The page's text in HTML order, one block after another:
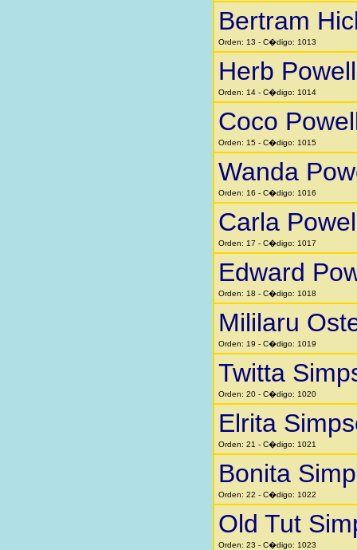
Bertram
Orden: 13 - C�digo: 1013
Herb Powell
Orden: 14 - C�digo: 1014
Coco
Orden: 15 - C�digo: 1015
Wanda
Orden: 16 - C�digo: 1016
Carla
Orden: 17 - C�digo: 1017
Edward
Orden: 18 - C�digo: 1018
Mililaru
Orden: 19 - C�digo: 1019
Twitta
Orden: 20 - C�digo: 1020
Elrita
Orden: 21 - C�digo: 1021
Bonita
Orden: 22 - C�digo: 1022
Old Tut
Orden: 23 - C�digo: 1023